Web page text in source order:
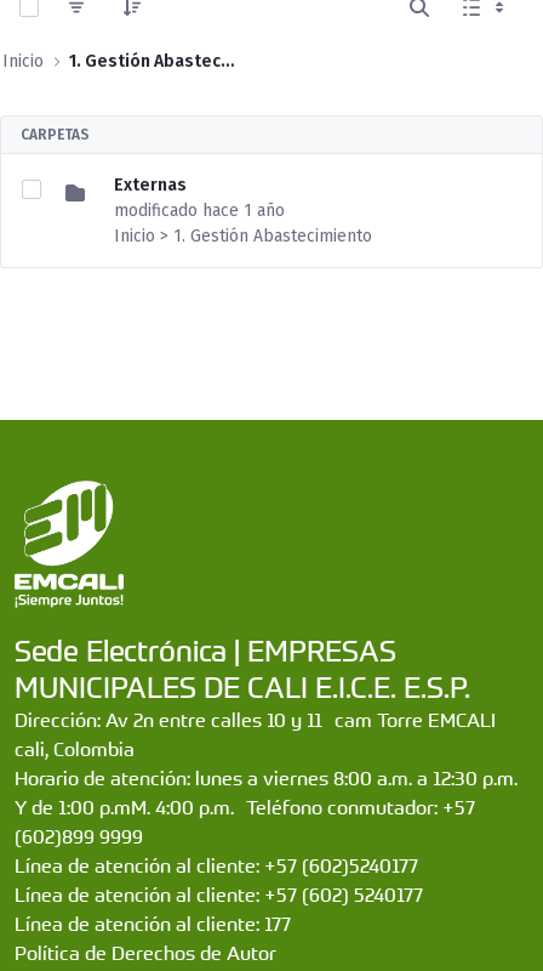
Inicio 1. Gestión Abastecimiento
CARPETAS
Externas
modificado hace 1 año
Inicio > 1. Gestión Abastecimiento
Sede Electrónica | EMPRESAS
MUNICIPALES DE CALI E.I.C.E. E.S.P.
Dirección: Av 2n entre calles 10 y 11 cam Torre EMCALI
cali, Colombia
Horario de atención: lunes a viernes 8:00 a.m. a 12:30 p.m.
Y de 1:00 p.mM. 4:00 p.m. Teléfono conmutador: +57
(602)899 9999
Línea de atención al cliente: +57 (602)5240177
Línea de atención al cliente: +57 (602) 5240177
Línea de atención al cliente: 177
Política de Derechos de Autor